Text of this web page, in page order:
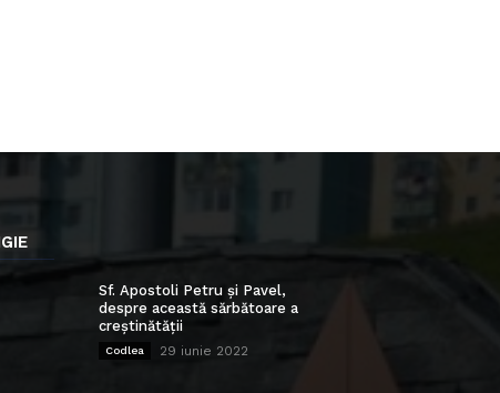
Sf. Apostoli Petru și Pavel,
despre această sărbătoare a
creștinătății
Codlea 29 iunie 2022